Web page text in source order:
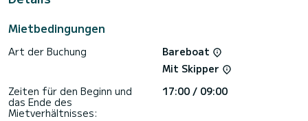
Mietbedingungen
Art der Buchung
Bareboat
Mit Skipper
Zeiten für den Beginn und
das Ende des
Mietverhältnisses:
17:00 / 09:00